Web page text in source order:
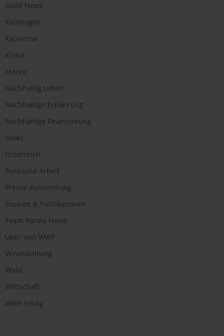
Good News
Kampagne
Kaunertal
Klima
Meere
Nachhaltig Leben
Nachhaltige Ernährung
Nachhaltige Finanzierung
News
Österreich
Politische Arbeit
Presse-Aussendung
Studien & Publikationen
Team Panda News
Über den WWF
Veranstaltung
Wald
Wirtschaft
WWF-Erfolg